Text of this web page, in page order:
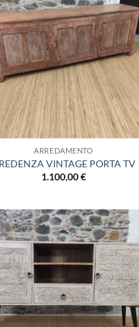
Aggiungi
alla lista
dei
desideri
ARREDAMENTO
VINTAGE PORTA TV
1.100,00€
Aggiungi
alla lista
dei
desideri